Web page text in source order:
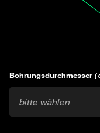
Bohrungsdurchmesser (
bitte wählen